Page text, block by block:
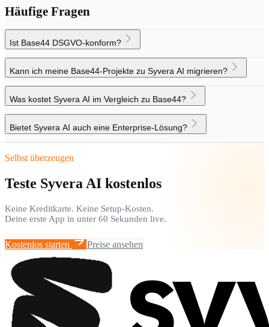
Häufige Fragen
Ist Base44 DSGVO-konform?
Kann ich meine Base44-Projekte zu Syvera AI migrieren?
Was kostet Syvera AI im Vergleich zu Base44?
Bietet Syvera AI auch eine Enterprise-Lösung?
Selbst überzeugen
Teste Syvera AI kostenlos
Keine Kreditkarte. Keine Setup-Kosten.
Deine erste App in unter 60 Sekunden live.
Kostenlos starten Preise ansehen